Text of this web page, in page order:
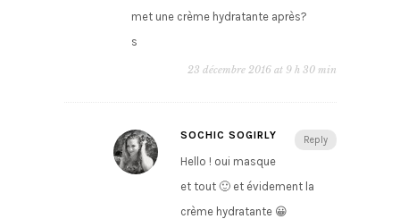
met une crème hydratante après?
s
23 décembre 2016 at 9 h 30 min
Reply
SOCHIC SOGIRLY
Hello ! oui masque
et tout 🙂 et évidement la
crème hydratante 😀